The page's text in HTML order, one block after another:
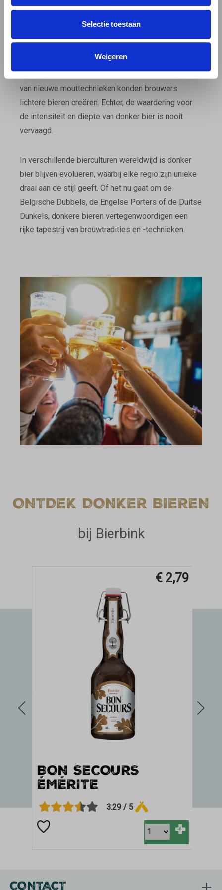
Selectie toestaan
Weigeren
OORSPRONG
geschiedenis. Oorspronkelijk werden de meeste
bieren donker gebrouwen, maar met de ontwikkeling
van nieuwe mouttechnieken konden brouwers
lichtere bieren creëren. Echter, de waardering voor
de intensiteit en diepte van donker bier is nooit
vervaagd.
In verschillende bierculturen wereldwijd is donker
bier blijven evolueren, waarbij elke regio zijn unieke
draai aan de stijl geeft. Of het nu gaat om de
Belgische Dubbels, de Engelse Porters of de Duitse
Dunkels, donkere bieren vertegenwoordigen een
rijke tapestrij van brouwtradities en -technieken.
ONTDEK DONKER BIEREN
bij Bierbink
€ 2,79
BON SECOURS
ÉMÉRITE
3.29 / 5
+